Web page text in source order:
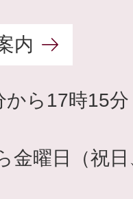
内
から17時15
金曜日（祝